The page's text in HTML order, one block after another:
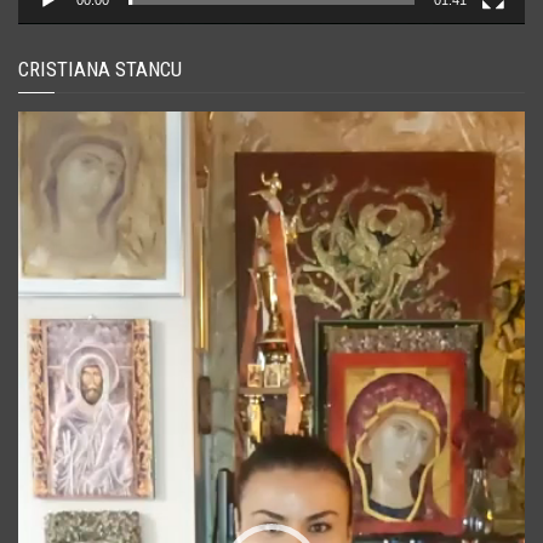
CRISTIANA STANCU
Player